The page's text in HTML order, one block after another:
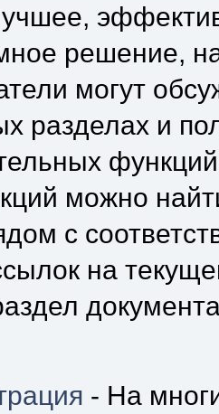
решение,
могут
разделах и
можно
с
на
- На